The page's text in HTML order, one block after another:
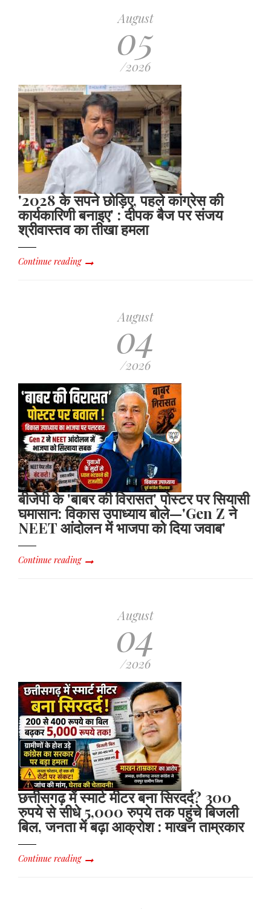
August
05
/2026
'2028 के सपने छोड़िए, पहले कांग्रेस की
कार्यकारिणी बनाइए' : दीपक बैज पर संजय
श्रीवास्तव का तीखा हमला
Continue reading
August
04
/2026
बीजेपी के 'बाबर की विरासत' पोस्टर पर सियासी
घमासान: विकास उपाध्याय बोले—'Gen Z ने
NEET आंदोलन में भाजपा को दिया जवाब'
Continue reading
August
04
/2026
छत्तीसगढ़ में स्मार्ट मीटर बना सिरदर्द? 300
रुपये से सीधे 5,000 रुपये तक पहुंचे बिजली
बिल, जनता में बढ़ा आक्रोश : माखन ताम्रकार
Continue reading